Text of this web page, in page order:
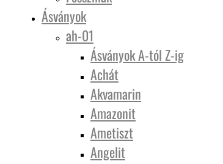
Ásványok
ah-01
Ásványok A-tól Z-ig
Achát
Akvamarin
Amazonit
Ametiszt
Angelit